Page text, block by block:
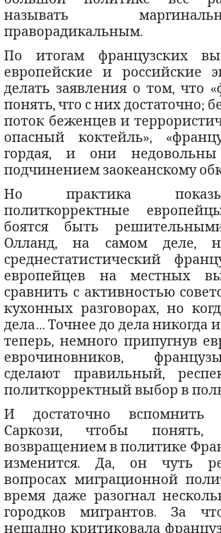
называть
праворадикальным.
По итогам французских
европейские и российские
делать заявления о том, что
понять, что с них достаточно;
поток беженцев и
опасный коктейль»,
гордая, и они недовольны
подчинением заокеанскому
Но практика
политкорректные
боятся быть
Олланд, на самом деле,
среднестатистический
европейцев на местных
сравнить с активностью
кухонных разговорах, но
дела… Точнее до дела никогда
теперь, немного припугнув
еврочиновников,
сделают правильный,
политкорректный выбор в
И достаточно вспомнить
Саркози, чтобы
возвращением в политике
изменится. Да, он чуть
вопросах миграционной
время даже разогнал
городков мигрантов. За
нещадно критиковала